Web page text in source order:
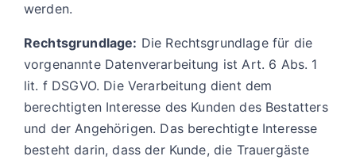
werden.
Rechtsgrundlage: Die Rechtsgrundlage für die
vorgenannte Datenverarbeitung ist Art. 6 Abs. 1
lit. f DSGVO. Die Verarbeitung dient dem
berechtigten Interesse des Kunden des Bestatters
und der Angehörigen. Das berechtigte Interesse
besteht darin, dass der Kunde, die Trauergäste